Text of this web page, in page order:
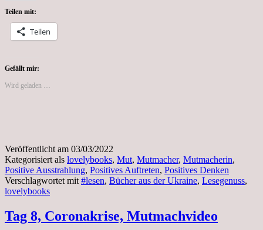
Teilen mit:
Teilen
Gefällt mir:
Wird geladen …
Veröffentlicht am 03/03/2022
Kategorisiert als lovelybooks, Mut, Mutmacher, Mutmacherin,
Positive Ausstrahlung, Positives Auftreten, Positives Denken
Verschlagwortet mit #lesen, Bücher aus der Ukraine, Lesegenuss,
lovelybooks
Tag 8, Coronakrise, Mutmachvideo